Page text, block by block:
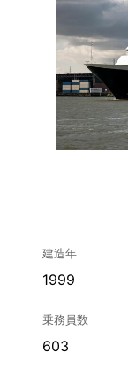
建造年
1999
乗務員数
603